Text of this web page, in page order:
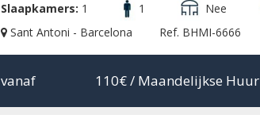
Slaapkamers: 1 1 Nee
Sant Antoni - Barcelona
Ref. BHMI-6666
vanaf 110€/ Maandelijkse Huur